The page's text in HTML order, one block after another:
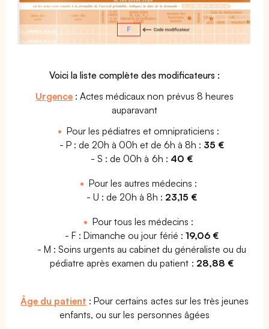
Voici la liste complète des modificateurs :
Urgence : Actes médicaux non prévus 8 heures
auparavant
Pour les pédiatres et omnipraticiens :
- P : de 20h à 00h et de 6h à 8h : 35 €
- S : de 00h à 6h : 40 €
Pour les autres médecins :
- U : de 20h à 8h : 23,15 €
Pour tous les médecins :
- F : Dimanche ou jour férié : 19,06 €
- M : Soins urgents au cabinet du généraliste ou du
pédiatre après examen du patient : 28,88 €
Âge du patient : Pour certains actes sur les très jeunes
enfants, ou sur les personnes âgées